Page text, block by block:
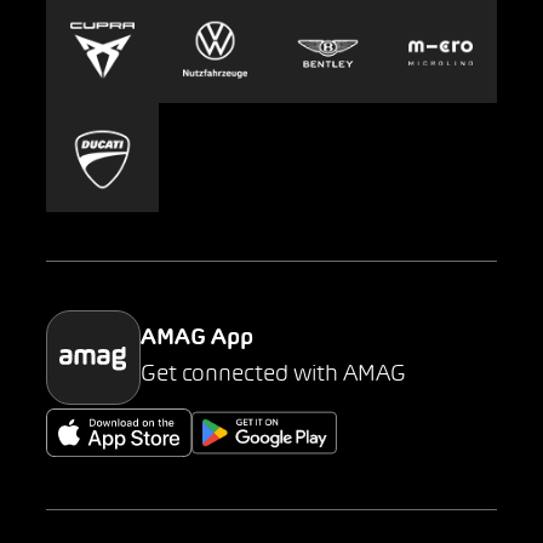
Europcar
Carsharing
Mobility-as-a-Service
Parking
Presse
AMAG App
Get connected with AMAG